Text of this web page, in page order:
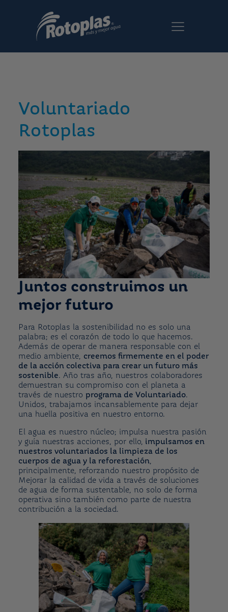
Voluntariado
Rotoplas
Juntos construimos un
mejor futuro
Para Rotoplas la sostenibilidad no es solo una
palabra; es el corazón de todo lo que hacemos.
Además de operar de manera responsable con el
medio ambiente, creemos firmemente en el poder
de la acción colectiva para crear un futuro más
sostenible. Año tras año, nuestros colaboradores
demuestran su compromiso con el planeta a
través de nuestro programa de Voluntariado.
Unidos, trabajamos incansablemente para dejar
una huella positiva en nuestro entorno.
El agua es nuestro núcleo; impulsa nuestra pasión
y guía nuestras acciones, por ello, impulsamos en
nuestros voluntariados la limpieza de los
cuerpos de agua y la reforestación,
principalmente, reforzando nuestro propósito de
Mejorar la calidad de vida a través de soluciones
de agua de forma sustentable, no solo de forma
operativa sino también como parte de nuestra
contribución a la sociedad.